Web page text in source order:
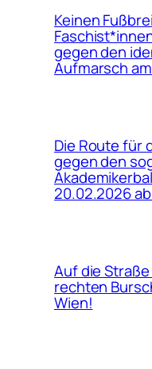
Keinen
gegen den
Aufmarsch
Die Route für
gegen den
20.02.2026 ab
Auf die
rechten
Wien!